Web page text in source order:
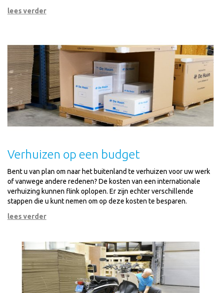
lees verder
Verhuizen op een budget
Bent u van plan om naar het buitenland te verhuizen voor uw werk
of vanwege andere redenen? De kosten van een internationale
verhuizing kunnen flink oplopen. Er zijn echter verschillende
stappen die u kunt nemen om op deze kosten te besparen.
lees verder